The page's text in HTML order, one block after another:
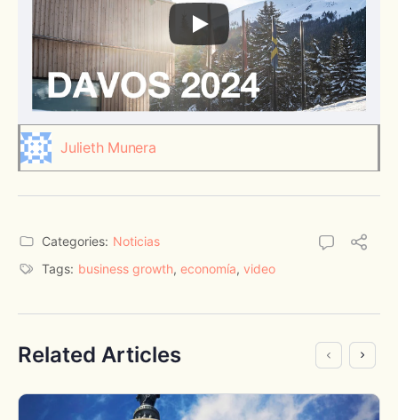
Julieth Munera
Categories: Noticias
Tags: business growth, economía, video
Related Articles